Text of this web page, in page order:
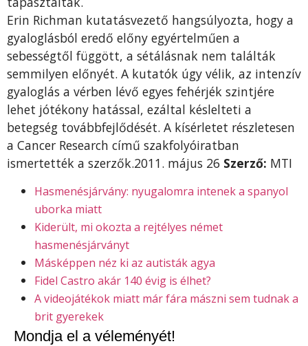
Erin Richman kutatásvezető hangsúlyozta, hogy a
gyaloglásból eredő előny egyértelműen a
sebességtől függött, a sétálásnak nem találták
semmilyen előnyét. A kutatók úgy vélik, az intenzív
gyaloglás a vérben lévő egyes fehérjék szintjére
lehet jótékony hatással, ezáltal késlelteti a
betegség továbbfejlődését. A kísérletet részletesen
a Cancer Research című szakfolyóiratban
ismertették a szerzők.2011. május 26 Szerző: MTI
Hasmenésjárvány: nyugalomra intenek a spanyol
uborka miatt
Kiderült, mi okozta a rejtélyes német
hasmenésjárványt
Másképpen néz ki az autisták agya
Fidel Castro akár 140 évig is élhet?
A videojátékok miatt már fára mászni sem tudnak a
brit gyerekek
Mondja el a véleményét!